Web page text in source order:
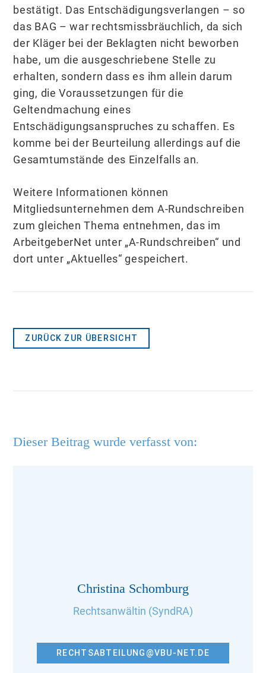
bestätigt. Das Entschädigungsverlangen – so
das BAG – war rechtsmissbräuchlich, da sich
der Kläger bei der Beklagten nicht beworben
habe, um die ausgeschriebene Stelle zu
erhalten, sondern dass es ihm allein darum
ging, die Voraussetzungen für die
Geltendmachung eines
Entschädigungsanspruches zu schaffen. Es
komme bei der Beurteilung allerdings auf die
Gesamtumstände des Einzelfalls an.
Weitere Informationen können
Mitgliedsunternehmen dem A-Rundschreiben
zum gleichen Thema entnehmen, das im
ArbeitgeberNet unter „A-Rundschreiben“ und
dort unter „Aktuelles“ gespeichert.
ZURÜCK ZUR ÜBERSICHT
Dieser Beitrag wurde verfasst von:
Christina Schomburg
Rechtsanwältin (SyndRA)
RECHTSABTEILUNG@VBU-NET.DE